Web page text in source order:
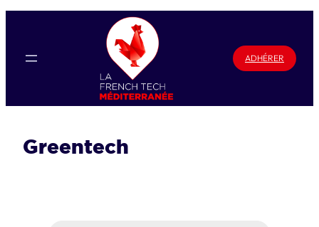
contenu
ADHÉRER
Greentech